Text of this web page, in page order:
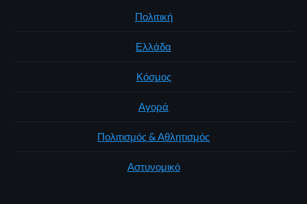
Πολιτική
Ελλάδα
Κόσμος
Αγορά
Πολιτισμός & Αθλητισμός
Αστυνομικό